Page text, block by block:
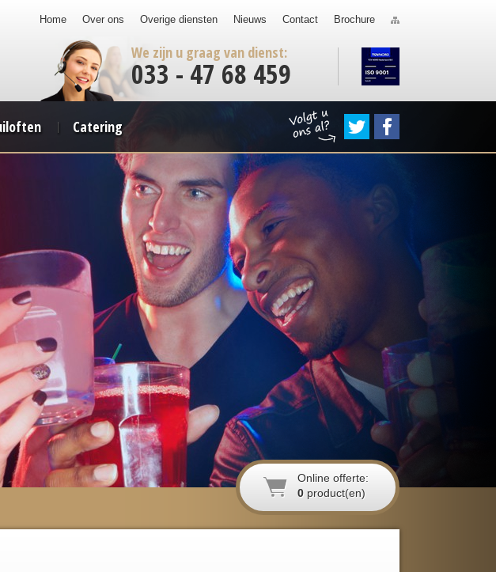
Home Over ons Overige diensten Nieuws Contact Brochure
We zijn u graag van dienst:
033 - 47 68 459
Catering
Online offerte:
0 product(en)